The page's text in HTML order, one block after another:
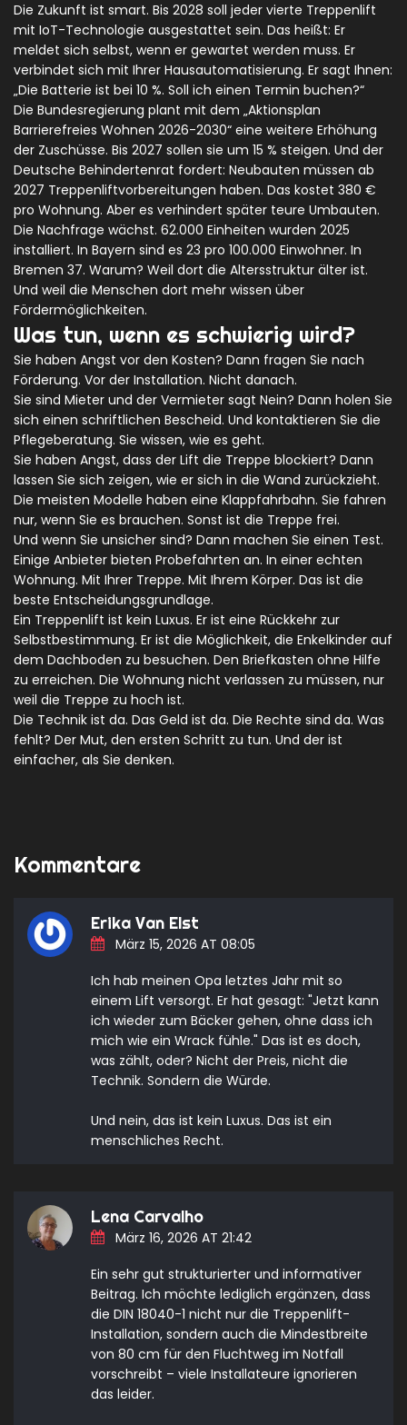
Die Zukunft ist smart. Bis 2028 soll jeder vierte Treppenlift
mit IoT-Technologie ausgestattet sein. Das heißt: Er
meldet sich selbst, wenn er gewartet werden muss. Er
verbindet sich mit Ihrer Hausautomatisierung. Er sagt Ihnen:
„Die Batterie ist bei 10 %. Soll ich einen Termin buchen?“
Die Bundesregierung plant mit dem „Aktionsplan
Barrierefreies Wohnen 2026-2030“ eine weitere Erhöhung
der Zuschüsse. Bis 2027 sollen sie um 15 % steigen. Und der
Deutsche Behindertenrat fordert: Neubauten müssen ab
2027 Treppenliftvorbereitungen haben. Das kostet 380 €
pro Wohnung. Aber es verhindert später teure Umbauten.
Die Nachfrage wächst. 62.000 Einheiten wurden 2025
installiert. In Bayern sind es 23 pro 100.000 Einwohner. In
Bremen 37. Warum? Weil dort die Altersstruktur älter ist.
Und weil die Menschen dort mehr wissen über
Fördermöglichkeiten.
Was tun, wenn es schwierig wird?
Sie haben Angst vor den Kosten? Dann fragen Sie nach
Förderung. Vor der Installation. Nicht danach.
Sie sind Mieter und der Vermieter sagt Nein? Dann holen Sie
sich einen schriftlichen Bescheid. Und kontaktieren Sie die
Pflegeberatung. Sie wissen, wie es geht.
Sie haben Angst, dass der Lift die Treppe blockiert? Dann
lassen Sie sich zeigen, wie er sich in die Wand zurückzieht.
Die meisten Modelle haben eine Klappfahrbahn. Sie fahren
nur, wenn Sie es brauchen. Sonst ist die Treppe frei.
Und wenn Sie unsicher sind? Dann machen Sie einen Test.
Einige Anbieter bieten Probefahrten an. In einer echten
Wohnung. Mit Ihrer Treppe. Mit Ihrem Körper. Das ist die
beste Entscheidungsgrundlage.
Ein Treppenlift ist kein Luxus. Er ist eine Rückkehr zur
Selbstbestimmung. Er ist die Möglichkeit, die Enkelkinder auf
dem Dachboden zu besuchen. Den Briefkasten ohne Hilfe
zu erreichen. Die Wohnung nicht verlassen zu müssen, nur
weil die Treppe zu hoch ist.
Die Technik ist da. Das Geld ist da. Die Rechte sind da. Was
fehlt? Der Mut, den ersten Schritt zu tun. Und der ist
einfacher, als Sie denken.
Kommentare
Erika Van Elst
März 15, 2026 AT 08:05
Ich hab meinen Opa letztes Jahr mit so
einem Lift versorgt. Er hat gesagt: "Jetzt kann
ich wieder zum Bäcker gehen, ohne dass ich
mich wie ein Wrack fühle." Das ist es doch,
was zählt, oder? Nicht der Preis, nicht die
Technik. Sondern die Würde.
Und nein, das ist kein Luxus. Das ist ein
menschliches Recht.
Lena Carvalho
März 16, 2026 AT 21:42
Ein sehr gut strukturierter und informativer
Beitrag. Ich möchte lediglich ergänzen, dass
die DIN 18040-1 nicht nur die Treppenlift-
Installation, sondern auch die Mindestbreite
von 80 cm für den Fluchtweg im Notfall
vorschreibt – viele Installateure ignorieren
das leider.